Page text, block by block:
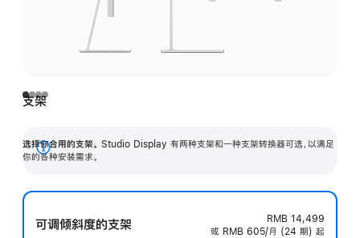
支架
选择你合用的支架。 Studio Display 有两种支架和一种支架转换器可选，以满足
你的各种安装需求。
展
可调倾斜度的支架
RMB 14,499
或 RMB 605/月 (24 期) 起